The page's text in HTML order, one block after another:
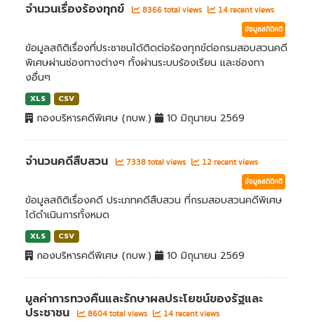
จำนวนเรื่องร้องทุกข์ 8366 total views 14 recent views
ข้อมูลสถิติคดี
ข้อมูลสถิติเรื่องที่ประชาชนได้ติดต่อร้องทุกข์ต่อกรมสอบสวนคดี
พิเศษผ่านช่องทางต่างๆ ทั้งผ่านระบบร้องเรียน และช่องทา
งอื่นๆ
XLS CSV
กองบริหารคดีพิเศษ (กบพ.) 10 มิถุนายน 2569
จำนวนคดีสืบสวน 7338 total views 12 recent views
ข้อมูลสถิติคดี
ข้อมูลสถิติเรื่องคดี ประเภทคดีสืบสวน ที่กรมสอบสวนคดีพิเศษ
ได้ดำเนินการทั้งหมด
XLS CSV
กองบริหารคดีพิเศษ (กบพ.) 10 มิถุนายน 2569
มูลค่าการทวงคืนและรักษาผลประโยชน์ของรัฐและ
ประชาชน
8604 total views 14 recent views